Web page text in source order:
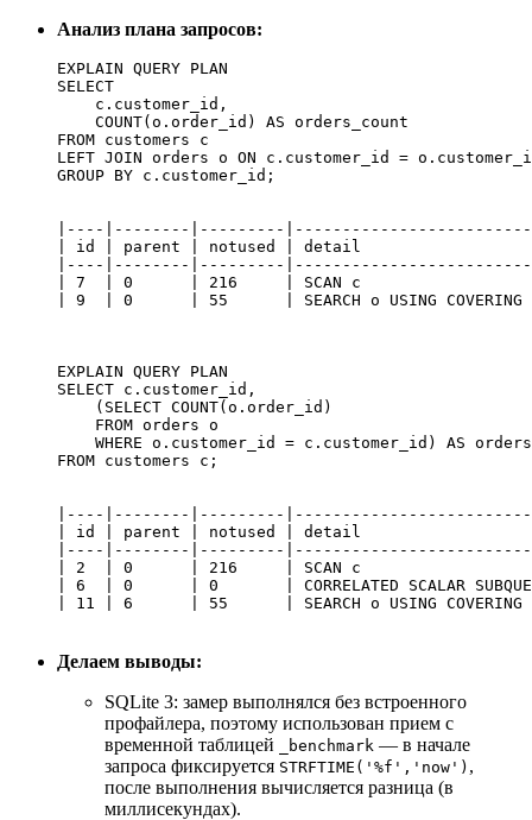
Анализ плана запросов:
EXPLAIN QUERY PLAN
SELECT
    c.customer_id,
    COUNT(o.order_id) AS orders_count
FROM customers c
LEFT JOIN orders o ON c.customer_id =
|----|--------|---------
| id | parent | notused | detail
|----|--------|---------
| 7  | 0      | 216     | SCAN c
| 9  | 0      | 55      | SEARCH o USING COVERING
EXPLAIN QUERY PLAN
SELECT c.customer_id,
    (SELECT COUNT(o.order_id)
    FROM orders o
WHERE o.customer_id = c.customer_id) AS
|----|--------|---------
| id | parent | notused | detail
|----|--------|---------
| 2  | 0      | 216     | SCAN c
| 6  | 0      | 0       | CORRELATED
Делаем выводы:
SQLite 3: замер выполнялся без встроенного
профайлера, поэтому использован прием с
временной таблицей
_benchmark — в начале
запроса фиксируется STRFTIME('%f','now') ,
после выполнения вычисляется разница (в
миллисекундах).